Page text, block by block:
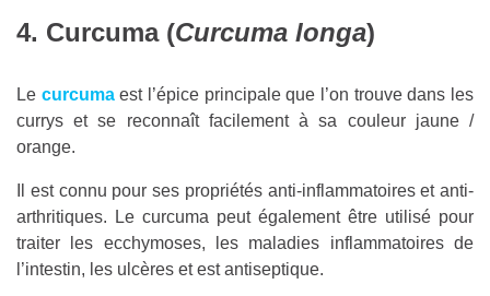
4. Curcuma (Curcuma longa)
Le curcumaest l’épice principale que l’on trouve dans les
currys et se reconnaît facilement à sa couleur jaune /
orange.
Il est connu pour ses propriétés anti-inflammatoires et anti-
arthritiques. Le curcuma peut également être utilisé pour
traiter les ecchymoses, les maladies inflammatoires de
l’intestin, les ulcères et est antiseptique.